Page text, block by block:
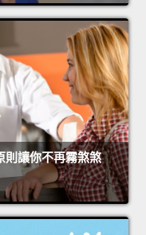
則讓你不再霧煞煞